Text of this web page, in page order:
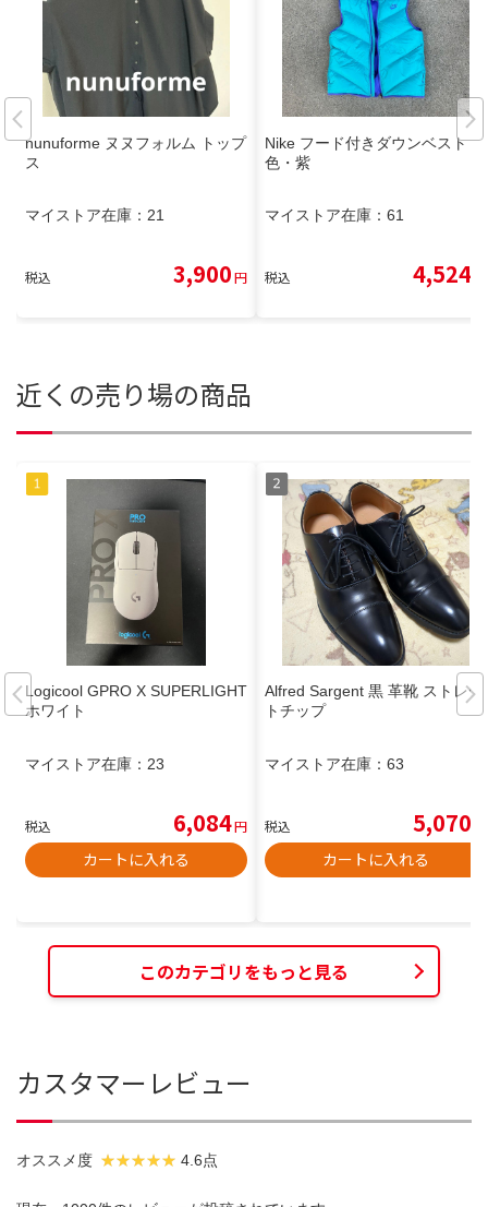
nunuforme ヌヌフォルム トップ
ス
マイストア在庫： 21
税込 3,900円
Nike フード付きダウンベスト 水
色・紫
マイストア在庫： 61
税込 4,524
近くの売り場の商品
Logicool GPRO X SUPERLIGHT
ホワイト
マイストア在庫： 23
税込 6,084円
カートに入れる
Alfred Sargent 黒 革靴 ストレー
トチップ
マイストア在庫： 63
税込 5,070
カートに入れる
このカテゴリをもっと見る
カスタマーレビュー
オススメ度 4.6点